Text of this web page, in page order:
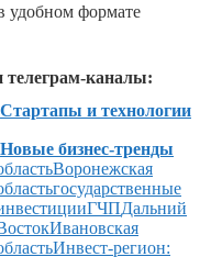
удобном формате
каналы:
Стартапы и технологии
Новые бизнес-тренды
Воронежская
государственные
ГЧПДальний
Ивановская
Инвест-регион: